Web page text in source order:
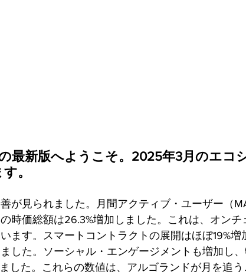
最新版へようこそ。2025年3月のエコ
。
が見られました。月間アクティブ・ユーザー（
時価総額は26.3%増加しました。これは、オンチ
ます。スマートコントラクトの展開はほぼ19%増
した。ソーシャル・エンゲージメントも増加し
した。これらの数値は、アルゴランドが月を追